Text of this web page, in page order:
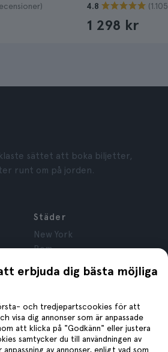
4.8
1 298 kr
erbjuda dig bästa möjliga
och tredjepartscookies för att
visa dig annonser som är anpassade
att klicka på "Godkänn" eller justera
samtycker du till användningen av
av annonser, enligt vad som
sättet att boka biljetter,
runt om på jorden.
Städer
New York
Rom
London
Kraków
Tenerife